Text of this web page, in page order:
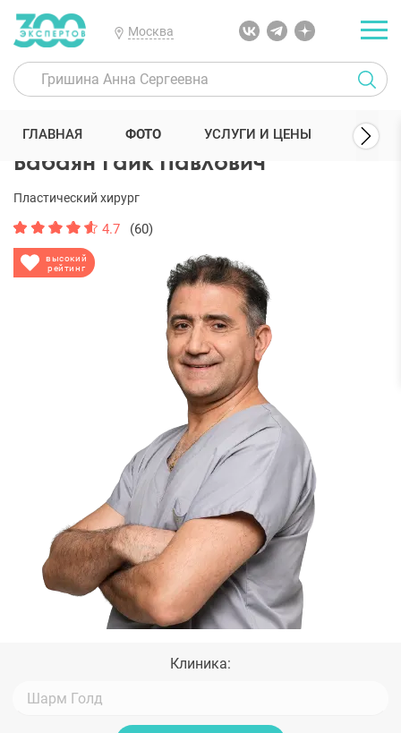
Москва
300 Экспертов Пластические хирурги Бабаян Гайк Павлович
Бабаян Гайк Павлович
высокий
рейтинг
Пластический хирург
4.7 (60)
Клиника:
ГЛАВНАЯ ФОТО УСЛУГИ И ЦЕНЫ